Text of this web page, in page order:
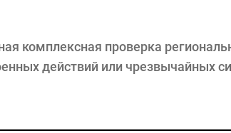
комплексная проверка
действий или чрезвычайных